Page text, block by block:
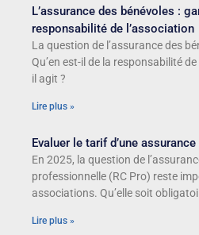
L’assurance des bénévoles :
responsabilité de l’association
La question de l’assurance des
Qu’en est-il de la responsabilité
il agit ?
Lire plus »
Evaluer le tarif d’une
En 2025, la question de
professionnelle (RC Pro) reste
associations. Qu’elle soit
Lire plus »